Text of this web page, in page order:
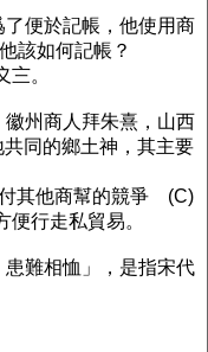
便於記帳，他使用商
該如何記帳？
。
州商人拜朱熹，山西
同的鄉土神，其主要
其他商幫的競爭 (C)
行走私貿易。
難相恤」，是指宋代